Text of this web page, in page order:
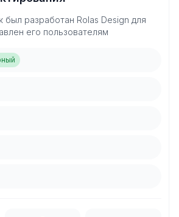
был разработан Rolas Design для
его пользователям